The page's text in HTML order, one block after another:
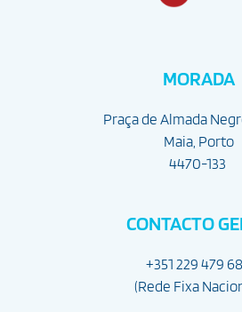
MORADA
Praça de Almada
Maia, Porto
4470-133
CONTACTO
+351 229 479
(Rede Fixa